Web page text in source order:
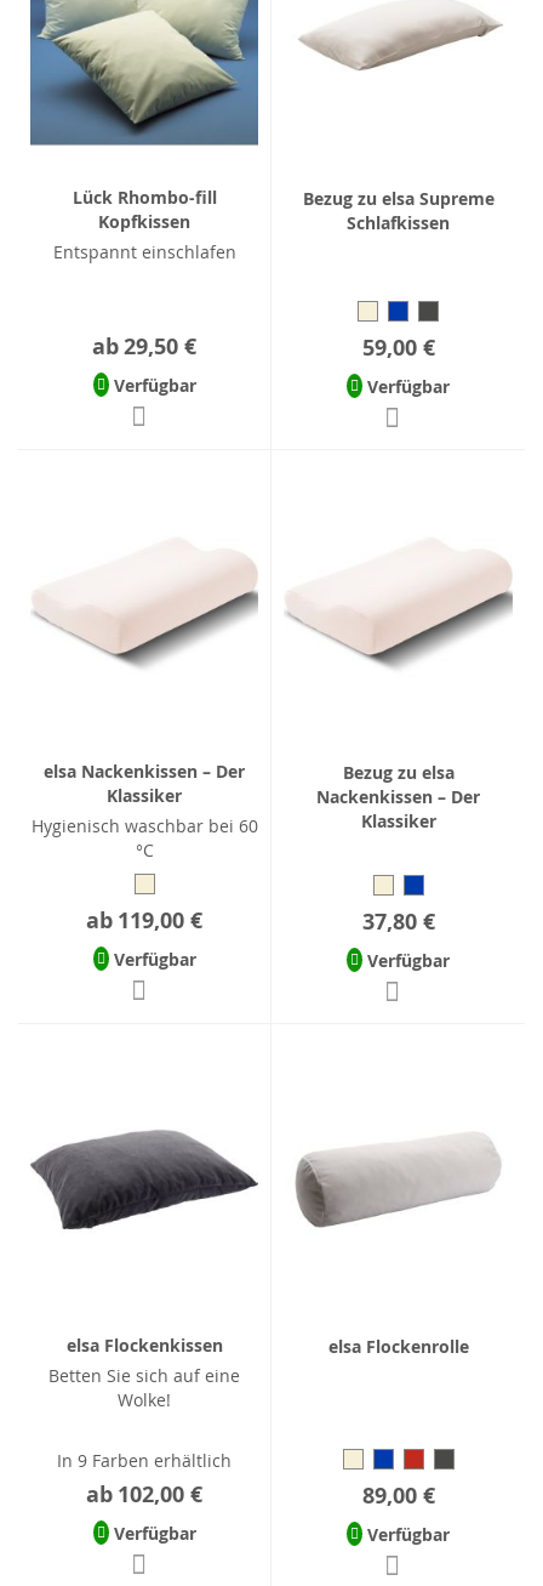
Lück Rhombo-fill
Kopfkissen
Entspannt einschlafen
ab29,50 €
Verfügbar
Bezug zu elsa Supreme
Schlafkissen
59,00 €
Verfügbar
elsa Nackenkissen – Der
Klassiker
Hygienisch waschbar bei 60
°C
ab 119,00 €
Verfügbar
Bezug zu elsa
Nackenkissen – Der
Klassiker
37,80 €
Verfügbar
elsa Flockenkissen
Betten Sie sich auf eine
Wolke!
In 9 Farben erhältlich
ab 102,00 €
Verfügbar
elsa Flockenrolle
89,00 €
Verfügbar